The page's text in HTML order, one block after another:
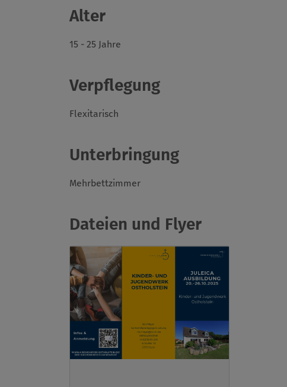
Alter
15 - 25 Jahre
Verpflegung
Flexitarisch
Unterbringung
Mehrbettzimmer
Dateien und Flyer